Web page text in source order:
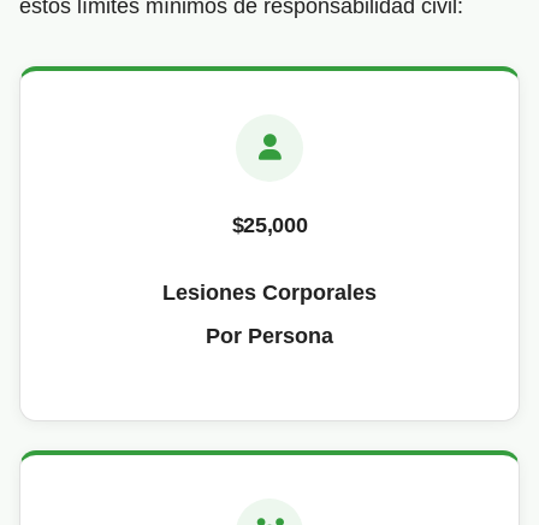
estos límites mínimos de responsabilidad civil:
$25,000
Lesiones Corporales
Por Persona